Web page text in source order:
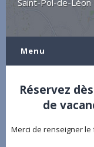
Saint-Pol-de-Léon
Menu
Réservez
de
Merci de renseigner